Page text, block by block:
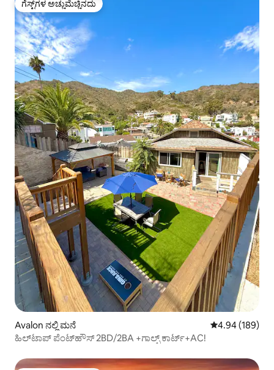
ಗೆಸ್ಟ್‌ಗಳ ಅಚ್ಚುಮೆಚ್ಚಿನದು
ಗೆಸ್ಟ್‌ಗಳ ಅಚ್ಚುಮೆಚ್ಚಿನದು
Avalon ನಲ್ಲಿ ಮನೆ 5 ರಲ್ಲಿ 4.94
4.94 (189)
ಹಿಲ್‌ಟಾಪ್ ಪೆಂಟ್‌ಹೌಸ್ 2BD/2BA +ಗಾಲ್ಫ್ ಕಾರ್ಟ್+AC!